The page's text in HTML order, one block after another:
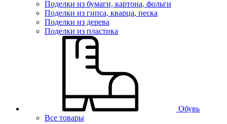
Поделки из бумаги, картона, фольги
Поделки из гипса, кварца, песка
Поделки из дерева
Поделки из пластика
Обувь
Все товары